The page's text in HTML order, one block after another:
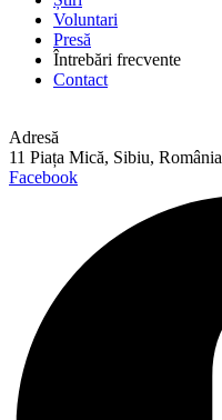
Voluntari
Presă
Întrebări frecvente
Contact
Adresă
11 Piața Mică, Sibiu, România
Facebook